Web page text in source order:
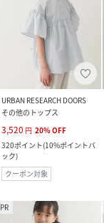
URBAN RESEARCH DOORS
その他のトップス
3,520 円 20%OFF
320ポイント(10%ポイントバ
ック)
クーポン対象
PR